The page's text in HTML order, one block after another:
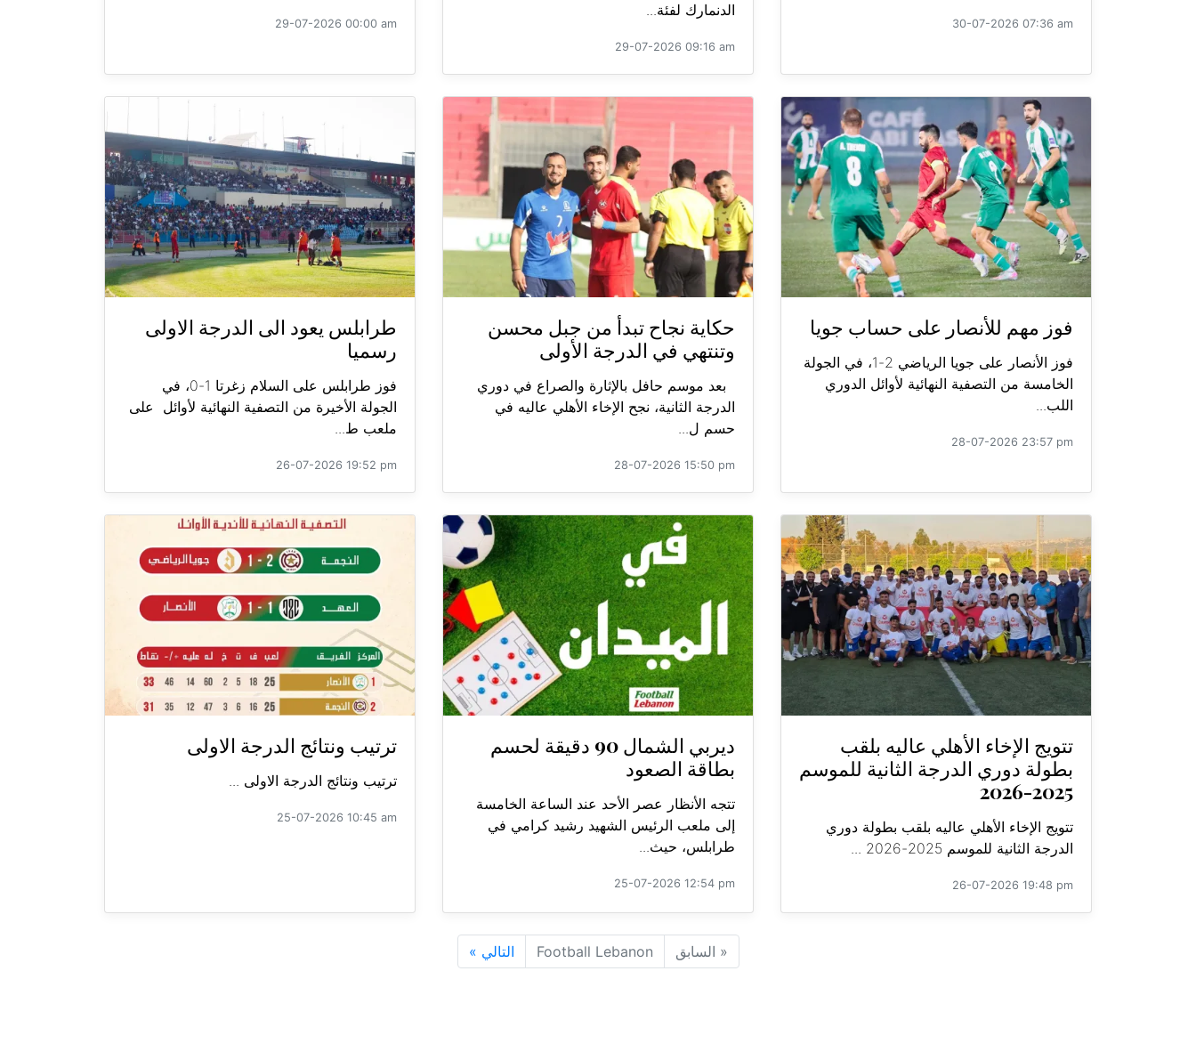
30-07-2026 07:36 am
الدنمارك لفئة...
29-07-2026 09:16 am
29-07-2026 00:00 am
فوز مهم للأنصار على حساب جويا
فوز الأنصار على جويا الرياضي 2-1، في الجولة
الخامسة من التصفية النهائية لأوائل الدوري
اللب...
28-07-2026 23:57 pm
حكاية نجاح تبدأ من جبل محسن
وتنتهي في الدرجة الأولى
بعد موسم حافل بالإثارة والصراع في دوري
الدرجة الثانية، نجح الإخاء الأهلي عاليه في
حسم ل...
28-07-2026 15:50 pm
طرابلس يعود الى الدرجة الاولى
رسميا
فوز طرابلس على السلام زغرتا 1-0، في
الجولة الأخيرة من التصفية النهائية لأوائل على
ملعب ط...
26-07-2026 19:52 pm
تتويج الإخاء الأهلي عاليه بلقب
بطولة دوري الدرجة الثانية للموسم
2025-2026
تتويج الإخاء الأهلي عاليه بلقب بطولة دوري
الدرجة الثانية للموسم 2025-2026 ...
26-07-2026 19:48 pm
ديربي الشمال 90 دقيقة لحسم
بطاقة الصعود
تتجه الأنظار عصر الأحد عند الساعة الخامسة
إلى ملعب الرئيس الشهيد رشيد كرامي في
طرابلس، حيث...
25-07-2026 12:54 pm
ترتيب ونتائج الدرجة الاولى
ترتيب ونتائج الدرجة الاولى ...
25-07-2026 10:45 am
« السابق Football Lebanon التالي »